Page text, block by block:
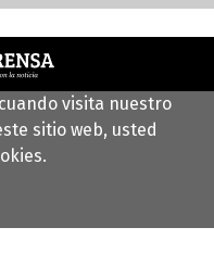
ayudarnos a
visita nuestro
sitio web, usted